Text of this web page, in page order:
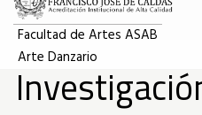
Facultad de Artes ASAB
Arte Danzario